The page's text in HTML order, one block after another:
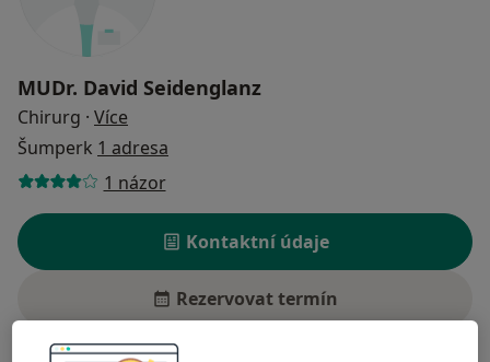
MUDr. David Seidenglanz
Chirurg · Více
Šumperk 1 adresa
1 názor
Kontaktní údaje
Rezervovat termín